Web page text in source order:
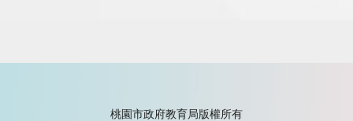
桃園市政府教育局版權所有